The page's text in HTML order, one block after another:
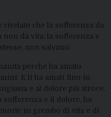
rivelato che la sofferenza da
non dà vita: la sofferenza e
non salvano.
perché ha amato
E li ha amati fino in
e al dolore più atroce,
sofferenza e il dolore, ha
in grembo di vita e di